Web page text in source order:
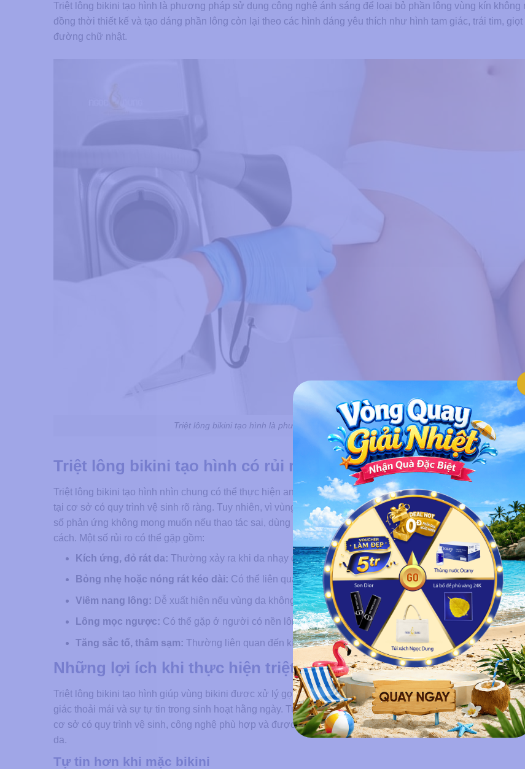
Triệt lông bikini tạo hình là phương pháp sử dụng công nghệ ánh sáng để loại bỏ phần lông vùng kín không
đồng thời thiết kế và tạo dáng phần lông còn lại theo các hình dáng yêu thích như hình tam giác, trái tim,
đường chữ nhật.
Triệt lông bikini tạo hình là phương pháp loại bỏ lông vùng bikini có chọn lọc
Triệt lông bikini tạo hình có rủi ro gì không?
Triệt lông bikini tạo hình nhìn chung có thể thực hiện an toàn nếu được tiến hành đúng kỹ thuật, đúng mức
tại cơ sở có quy trình vệ sinh rõ ràng. Tuy nhiên, vì vùng bikini là khu vực nhạy cảm, phương pháp này vẫn
số phản ứng không mong muốn nếu thao tác sai, dùng bước sóng không phù hợp hoặcchăm sóc da sau
cách. Một số rủi ro có thể gặp gồm:
Kích ứng, đỏ rát da: Thường xảy ra khi da nhạy cảm hoặc năng lượng triệt quá cao.
Bỏng nhẹ hoặc nóng rát kéo dài: Có thể liên quan đến thiết bị, thao tác hoặc quy trình làm mát chưa
Viêm nang lông: Dễ xuất hiện nếu vùng da không được vệ sinh đúng trước và sau khi triệt.
Lông mọc ngược: Có thể gặp ở người có nền lông dày, sợi lông cứng hoặc chăm sóc sai cách.
Tăng sắc tố, thâm sạm: Thường liên quan đến kích ứng kéo dài, cào gãi hoặc tiếp xúc ma sát sau
Những lợi ích khi thực hiện triệt lông bikini tạo hình
Triệt lông bikini tạo hình giúp vùng bikini được xử lý gọn gàng theo dáng mong muốn, từ đó cải thiện tính
giác thoải mái và sự tự tin trong sinh hoạt hằng ngày. Tuy nhiên, đây là vùng da nhạy cảm nên người thực
cơ sở có quy trình vệ sinh, công nghệ phù hợp và được tư vấn kỹ để hạn chế kích ứng, viêm nang lông
da.
Tự tin hơn khi mặc bikini